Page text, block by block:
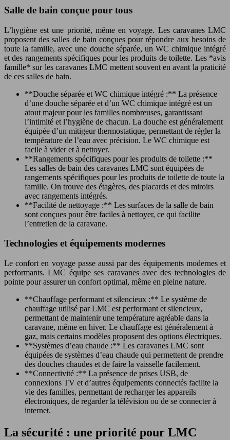
Salle de bain conçue pour tous
L’hygiène est une priorité, même en voyage. Les caravanes LMC
proposent des salles de bain conçues pour répondre aux besoins de
toute la famille, avec une douche séparée, un WC chimique intégré
et des rangements spécifiques pour les produits de toilette. Les *avis
famille* sur les caravanes LMC mettent souvent en avant la praticité
de ces salles de bain.
**Douche séparée et WC chimique intégré :** La présence
d’une douche séparée et d’un WC chimique intégré est un
atout majeur pour les familles nombreuses, garantissant
l’intimité et l’hygiène de chacun. La douche est généralement
équipée d’un mitigeur thermostatique, permettant de régler la
température de l’eau avec précision. Le WC chimique est
facile à vider et à nettoyer.
**Rangements spécifiques pour les produits de toilette :**
Les salles de bain des caravanes LMC sont équipées de
rangements spécifiques pour les produits de toilette de toute la
famille. On trouve des étagères, des placards et des miroirs
avec rangements intégrés.
**Facilité de nettoyage :** Les surfaces de la salle de bain
sont conçues pour être faciles à nettoyer, ce qui facilite
l’entretien de la caravane.
Technologies et équipements modernes
Le confort en voyage passe aussi par des équipements modernes et
performants. LMC équipe ses caravanes avec des technologies de
pointe pour assurer un confort optimal, même en pleine nature.
**Chauffage performant et silencieux :** Le système de
chauffage utilisé par LMC est performant et silencieux,
permettant de maintenir une température agréable dans la
caravane, même en hiver. Le chauffage est généralement à
gaz, mais certains modèles proposent des options électriques.
**Systèmes d’eau chaude :** Les caravanes LMC sont
équipées de systèmes d’eau chaude qui permettent de prendre
des douches chaudes et de faire la vaisselle facilement.
**Connectivité :** La présence de prises USB, de
connexions TV et d’autres équipements connectés facilite la
vie des familles, permettant de recharger les appareils
électroniques, de regarder la télévision ou de se connecter à
internet.
La sécurité : une priorité pour LMC